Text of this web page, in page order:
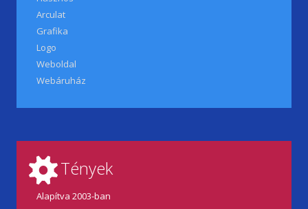
Arculat
Grafika
Logo
Weboldal
Webáruház
Tények
Alapítva 2003-ban